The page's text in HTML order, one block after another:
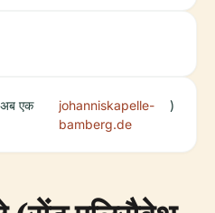
अब एक
johanniskapelle-
bamberg.de
)